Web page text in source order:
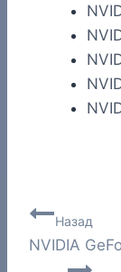
по
Назад
NVIDIA